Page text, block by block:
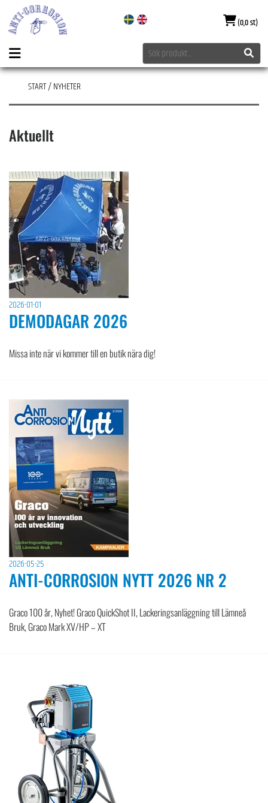
(0,0 st)
START/NYHETER
Aktuellt
2026-01-01
DEMODAGAR 2026
Missa inte när vi kommer till en butik nära dig!
2026-05-25
ANTI-CORROSION NYTT 2026 NR 2
Graco 100 år, Nyhet! Graco QuickShot II, Lackeringsanläggning till Lämneå
Bruk, Graco Mark XV/HP – XT